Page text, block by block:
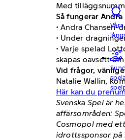
Med
Så fungerar Andra
• Andra
• Under
• Varje spelad
skapas oavsett
Vid frågor,
Natalie Wallin,
Här kan du
Svenska Spel är
affärsområden:
Cosmopol med
idrottssponsor på